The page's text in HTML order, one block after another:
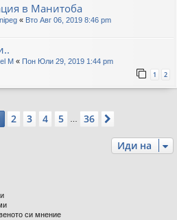
в Манитоба
« Вто Авг 06, 2019 8:46 pm
M « Пон Юли 29, 2019 1:44 pm
1 2
от 36
2 3 4 5 36
Иди на
си мнение